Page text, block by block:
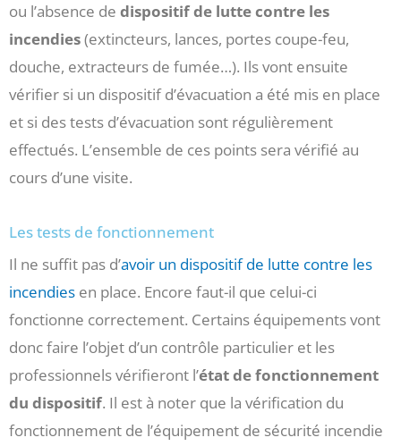
ou l’absence de dispositif de lutte contre les
incendies(extincteurs, lances, portes coupe-feu,
douche, extracteurs de fumée…). Ils vont ensuite
vérifier si un dispositif d’évacuation a été mis en place
et si des tests d’évacuation sont régulièrement
effectués. L’ensemble de ces points sera vérifié au
cours d’une visite.
Les tests de fonctionnement
Il ne suffit pas d’avoir un dispositif de lutte contre les
incendies en place. Encore faut-il que celui-ci
fonctionne correctement. Certains équipements vont
donc faire l’objet d’un contrôle particulier et les
professionnels vérifieront l’état de fonctionnement
du dispositif. Il est à noter que la vérification du
fonctionnement de l’équipement de sécurité incendie